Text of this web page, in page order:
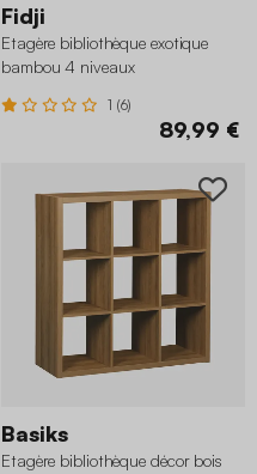
Fidji
Etagère bibliothèque exotique
bambou 4 niveaux
1 (6)
89,99 €
Basiks
Etagère bibliothèque décor bois